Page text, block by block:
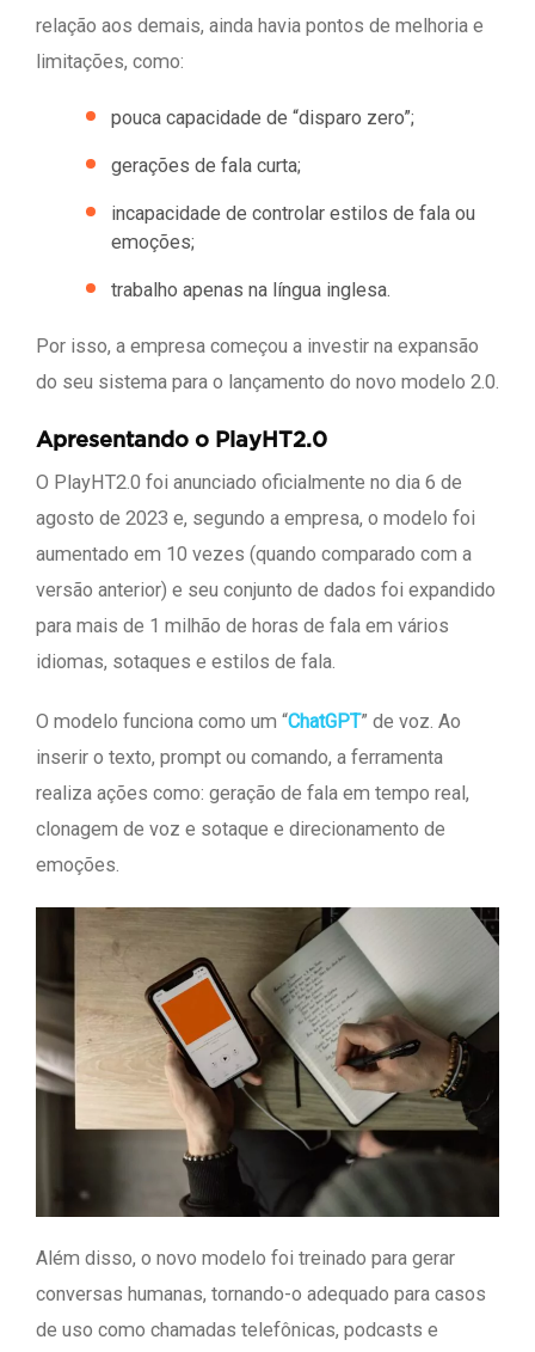
relação aos demais, ainda havia pontos de melhoria e
limitações, como:
pouca capacidade de “disparo zero”;
gerações de fala curta;
incapacidade de controlar estilos de fala ou
emoções;
trabalho apenas na língua inglesa.
Por isso, a empresa começou a investir na expansão
do seu sistema para o lançamento do novo modelo 2.0.
Apresentando o PlayHT2.0
O PlayHT2.0 foi anunciado oficialmente no dia 6 de
agosto de 2023 e, segundo a empresa, o modelo foi
aumentado em 10 vezes (quando comparado com a
versão anterior) e seu conjunto de dados foi expandido
para mais de 1 milhão de horas de fala em vários
idiomas, sotaques e estilos de fala.
O modelo funciona como um “ChatGPT” de voz. Ao
inserir o texto, prompt ou comando, a ferramenta
realiza ações como: geração de fala em tempo real,
clonagem de voz e sotaque e direcionamento de
emoções.
Além disso, o novo modelo foi treinado para gerar
conversas humanas, tornando-o adequado para casos
de uso como chamadas telefônicas, podcasts e